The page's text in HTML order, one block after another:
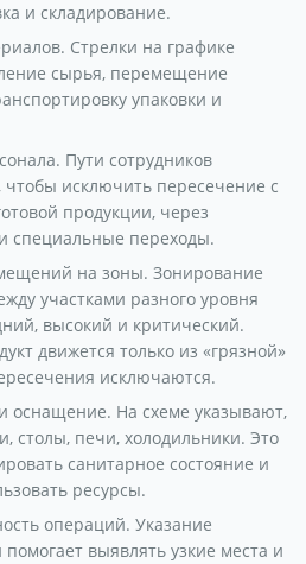
и складирование.
Стрелки на графике
сырья, перемещение
упаковки и
Пути сотрудников
чтобы исключить пересечение с
продукции, через
специальные переходы.
на зоны. Зонирование
участками разного уровня
высокий и критический.
движется только из «грязной»
исключаются.
оснащение. На схеме указывают,
столы, печи, холодильники. Это
санитарное состояние и
ресурсы.
операций. Указание
выявлять узкие места и